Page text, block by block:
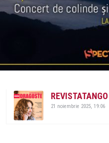
REVISTATANGO
21 noiembrie 2025, 19:06